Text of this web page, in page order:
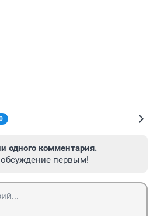
одного комментария.
первым!